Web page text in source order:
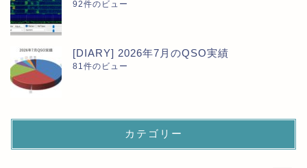
92件のビュー
[DIARY] 2026年7月のQSO実績
81件のビュー
カテゴリー